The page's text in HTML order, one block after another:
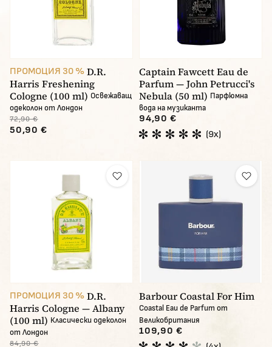
ПРОМОЦИЯ 30 % D.R.
Harris Freshening
Cologne (100 ml) Освежаващ
одеколон от Лондон
72,90 €
50,90 €
Captain Fawcett Eau de
Parfum — John Petrucci's
Nebula (50 ml) Парфюмна
вода на музиканта
94,90 €
(9x)
ПРОМОЦИЯ 30 % D.R.
Harris Cologne — Albany
(100 ml) Класически одеколон
от Лондон
84,90 €
Barbour Coastal For Him
Coastal Eau de Parfum от
Великобритания
109,90 €